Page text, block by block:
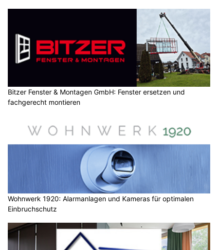
Bitzer Fenster & Montagen GmbH: Fenster ersetzen und
fachgerecht montieren
Wohnwerk 1920: Alarmanlagen und Kameras für optimalen
Einbruchschutz